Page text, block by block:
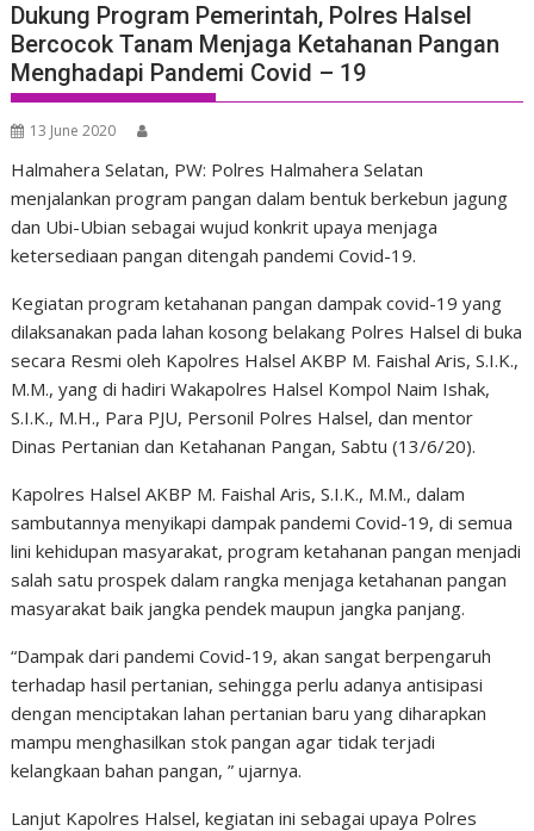
Dukung Program Pemerintah, Polres Halsel
Bercocok Tanam Menjaga Ketahanan Pangan
Menghadapi Pandemi Covid – 19
13 June 2020
Halmahera Selatan, PW: Polres Halmahera Selatan
menjalankan program pangan dalam bentuk berkebun jagung
dan Ubi-Ubian sebagai wujud konkrit upaya menjaga
ketersediaan pangan ditengah pandemi Covid-19.
Kegiatan program ketahanan pangan dampak covid-19 yang
dilaksanakan pada lahan kosong belakang Polres Halsel di buka
secara Resmi oleh Kapolres Halsel AKBP M. Faishal Aris, S.I.K.,
M.M., yang di hadiri Wakapolres Halsel Kompol Naim Ishak,
S.I.K., M.H., Para PJU, Personil Polres Halsel, dan mentor
Dinas Pertanian dan Ketahanan Pangan, Sabtu (13/6/20).
Kapolres Halsel AKBP M. Faishal Aris, S.I.K., M.M., dalam
sambutannya menyikapi dampak pandemi Covid-19, di semua
lini kehidupan masyarakat, program ketahanan pangan menjadi
salah satu prospek dalam rangka menjaga ketahanan pangan
masyarakat baik jangka pendek maupun jangka panjang.
“Dampak dari pandemi Covid-19, akan sangat berpengaruh
terhadap hasil pertanian, sehingga perlu adanya antisipasi
dengan menciptakan lahan pertanian baru yang diharapkan
mampu menghasilkan stok pangan agar tidak terjadi
kelangkaan bahan pangan, ” ujarnya.
Lanjut Kapolres Halsel, kegiatan ini sebagai upaya Polres